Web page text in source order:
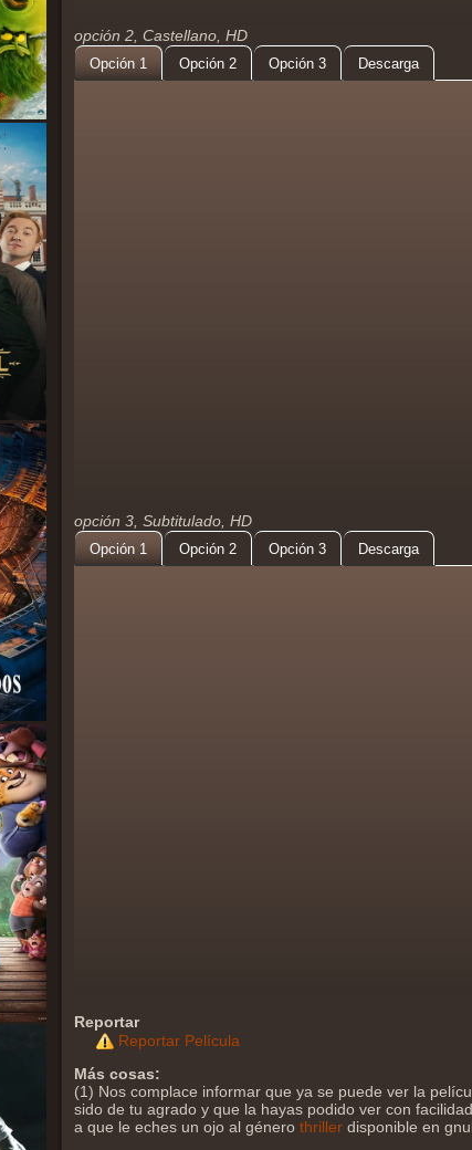
opción 2, Castellano, HD
Opción 1 Opción 2 Opción 3 Descarga
opción 3, Subtitulado, HD
Opción 1 Opción 2 Opción 3 Descarga
Reportar
Reportar Película
Más cosas:
(1) Nos complace informar que ya se puede ver la
sido de tu agrado y que la hayas podido ver con
a que le eches un ojo al género thriller disponible en